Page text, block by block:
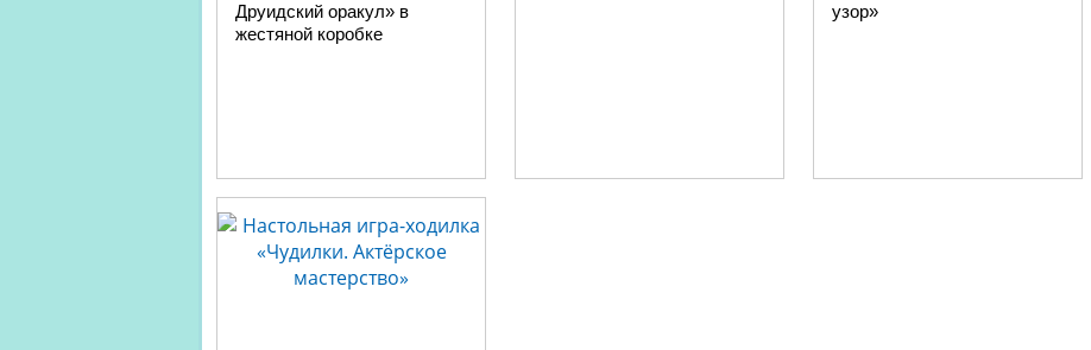
Друидский оракул» в
жестяной коробке
узор»